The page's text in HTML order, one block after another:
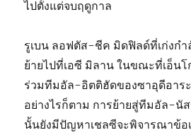
ไปตั้งแต่จบฤดูกาล
รูเบน ลอฟตัส-ชีค มิดฟิลด์ที่เก่งกำ
ย้ายไปที่เอซี มิลาน ในขณะที่เอ็นโ
ร่วมทีมอัล-อิตติฮัดของซาอุดีอาร
อย่างไรก็ตาม การย้ายสู่ทีมอัล-นั
นั้นยังมีปัญหาเชลซีจะพิจารณาข้อ